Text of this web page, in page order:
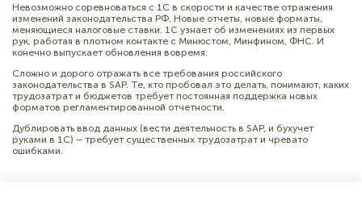
Невозможно соревноваться с 1С в скорости и качестве отражения
изменений законодательства РФ. Новые отчеты, новые форматы,
меняющиеся налоговые ставки. 1С узнает об изменениях из первых
рук, работая в плотном контакте с Минюстом, Минфином, ФНС. И
конечно выпускает обновления вовремя.
Сложно и дорого отражать все требования российского
законодательства в SAP. Те, кто пробовал это делать, понимают, каких
трудозатрат и бюджетов требует постоянная поддержка новых
форматов регламентированной отчетности.
Дублировать ввод данных (вести деятельность в SAP, и бухучет
руками в 1С) – требует существенных трудозатрат и чревато
ошибками.